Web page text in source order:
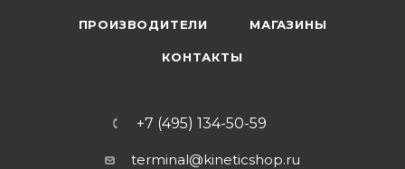
ПРОИЗВОДИТЕЛИ МАГАЗИНЫ
КОНТАКТЫ
+7 (495) 134-50-59
terminal@kineticshop.ru